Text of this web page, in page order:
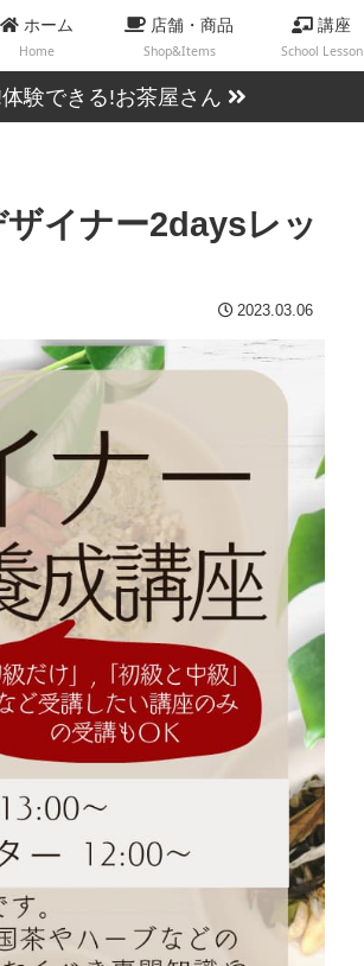
ホーム
Home
店舗・商品
Shop&Items
講座
School Lesson
験できる!お茶屋さん
ザイナー2daysレッ
2023.03.06